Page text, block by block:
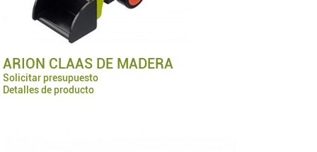
ARION CLAAS DE MADERA
Solicitar presupuesto
Detalles de producto